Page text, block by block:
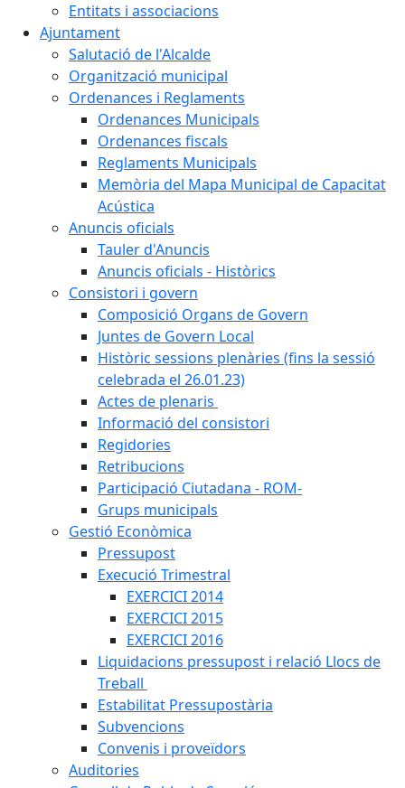
Entitats i associacions
Ajuntament
Salutació de l'Alcalde
Organització municipal
Ordenances i Reglaments
Ordenances Municipals
Ordenances fiscals
Reglaments Municipals
Memòria del Mapa Municipal de Capacitat
Acústica
Anuncis oficials
Tauler d'Anuncis
Anuncis oficials - Històrics
Consistori i govern
Composició Organs de Govern
Juntes de Govern Local
Històric sessions plenàries (fins la sessió
celebrada el 26.01.23)
Actes de plenaris
Informació del consistori
Regidories
Retribucions
Participació Ciutadana - ROM-
Grups municipals
Gestió Econòmica
Pressupost
Execució Trimestral
EXERCICI 2014
EXERCICI 2015
EXERCICI 2016
Liquidacions pressupost i relació Llocs de
Treball
Estabilitat Pressupostària
Subvencions
Convenis i proveïdors
Auditories